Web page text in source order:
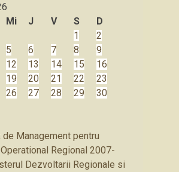
Mi J V S
D
1
2
5 6 7 8
9
12 13 14 15
16
19 20 21 22
23
26 27 28 29
30
Management pentru
Regional 2007-
Dezvoltarii Regionale si